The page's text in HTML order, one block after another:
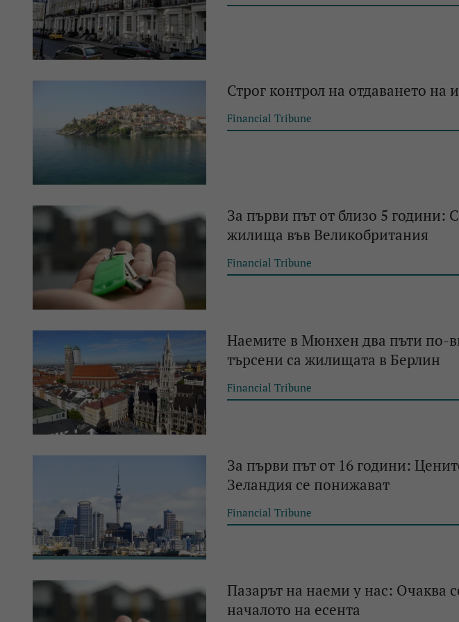
Строг контрол на отдаването
Financial Tribune
За първи път от близо 5 години:
жилища във Великобритания
Financial Tribune
Наемите в Мюнхен два пъти по-
търсени са жилищата в Берлин
Financial Tribune
За първи път от 16 години:
Зеландия се понижават
Financial Tribune
Пазарът на наеми у нас: Очаква
началото на есента